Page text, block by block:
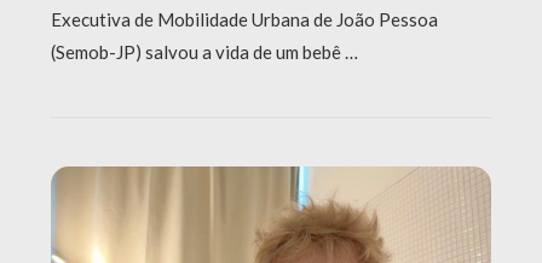
Executiva de Mobilidade Urbana de João Pessoa
(Semob-JP) salvou a vida de um bebê …